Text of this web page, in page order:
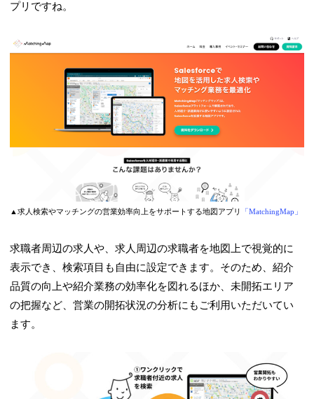
プリですね。
▲求人検索やマッチングの営業効率向上をサポートする地図アプリ 「MatchingMap」
求職者周辺の求人や、求人周辺の求職者を地図上で視覚的に
表示でき、検索項目も自由に設定できます。そのため、紹介
品質の向上や紹介業務の効率化を図れるほか、未開拓エリア
の把握など、営業の開拓状況の分析にもご利用いただいてい
ます。